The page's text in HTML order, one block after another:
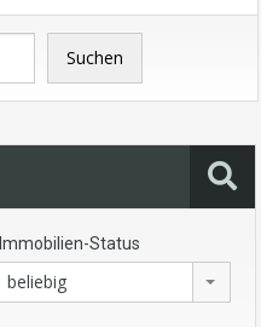
Suchen
Immobilien-Status
beliebig